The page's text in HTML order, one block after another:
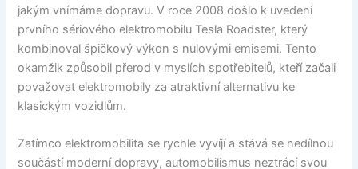
jakým vnímáme dopravu. V roce 2008 došlo k uvedení
prvního sériového elektromobilu Tesla Roadster, který
kombinoval špičkový výkon s nulovými emisemi. Tento
okamžik způsobil přerod v myslích spotřebitelů, kteří začali
považovat elektromobily za atraktivní alternativu ke
klasickým vozidlům.
Zatímco elektromobilita se rychle vyvíjí a stává se nedílnou
součástí moderní dopravy, automobilismus neztrácí svou